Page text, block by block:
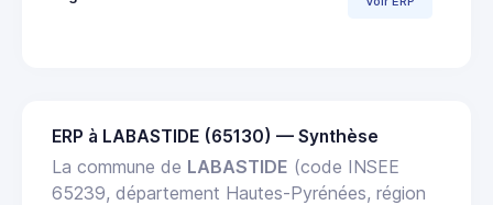
ERP à LABASTIDE (65130) — Synthèse
La commune de LABASTIDE (code INSEE
65239, département Hautes-Pyrénées, région